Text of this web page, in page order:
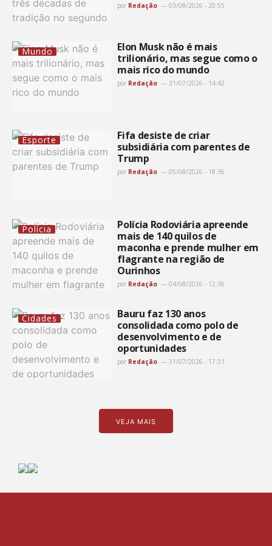
por Redação 03/08/2026 - 20:55
Mundo
Elon Musk não é mais
trilionário, mas segue como o
mais rico do mundo
por Redação 31/07/2026 - 14:42
Esporte
Fifa desiste de criar
subsidiária com parentes de
Trump
por Redação 05/08/2026 - 18:36
Polícia
Polícia Rodoviária apreende
mais de 140 quilos de
maconha e prende mulher em
flagrante na região de
Ourinhos
por Redação 04/08/2026 - 12:36
Cidades
Bauru faz 130 anos
consolidada como polo de
desenvolvimento e de
oportunidades
por Redação 31/07/2026 - 17:31
VEJA MAIS